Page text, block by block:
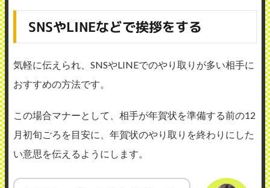
SNSやLINEなどで挨拶をする
気軽に伝えられ、SNSやLINEでのやり取りが多い相手に
おすすめの方法です。
この場合マナーとして、相手が年賀状を準備する前の12
月初旬ごろを目安に、年賀状のやり取りを終わりにした
い意思を伝えるようにします。